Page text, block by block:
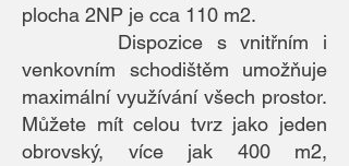
plocha 2NP je cca 110 m2.
Dispozice s vnitřním i
venkovním schodištěm umožňuje
maximální využívání všech prostor.
Můžete mít celou tvrz jako jeden
obrovský, více jak 400 m2,